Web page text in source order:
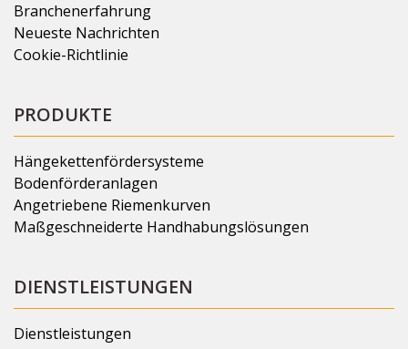
Branchenerfahrung
Neueste Nachrichten
Cookie-Richtlinie
PRODUKTE
Hängekettenfördersysteme
Bodenförderanlagen
Angetriebene Riemenkurven
Maßgeschneiderte Handhabungslösungen
DIENSTLEISTUNGEN
Dienstleistungen